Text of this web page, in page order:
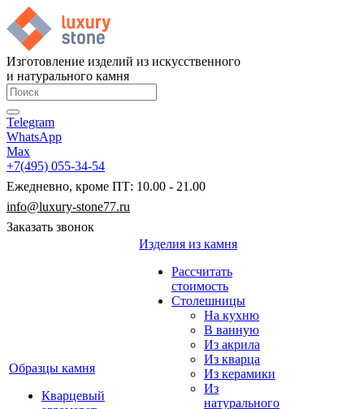
Изготовление изделий из искусственного
и натурального камня
Telegram
WhatsApp
Max
+7(495) 055-34-54
Ежедневно, кроме ПТ: 10.00 - 21.00
info@luxury-stone77.ru
Заказать звонок
Образцы камня
Кварцевый
Изделия из камня
Рассчитать
стоимость
Столешницы
На кухню
В ванную
Из акрила
Из кварца
Из керамики
Из
натурального